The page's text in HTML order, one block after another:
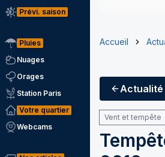
Prévi. saison
Pluies
Nuages
Orages
Station Paris
Votre quartier
Webcams
Accueil
Actualité
Vent et tempête